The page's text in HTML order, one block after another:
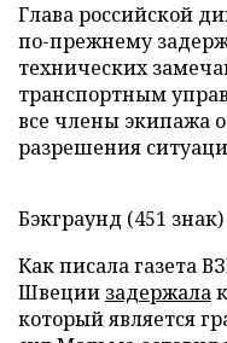
Глава российской
по-прежнему
технических
транспортным
все члены экипажа
разрешения
Бэкграунд (451 знак)
Как писала газета
Швеции задержала
который является